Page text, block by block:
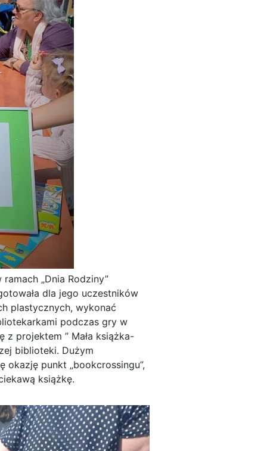
„Dnia Rodziny”
dla jego uczestników
plastycznych, wykonać
podczas gry w
z projektem ” Mała książka-
biblioteki. Dużym
okazję punkt „bookcrossingu”,
książkę.